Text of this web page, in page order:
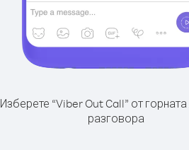
Изберете “Viber Out Call” от горната
разговора